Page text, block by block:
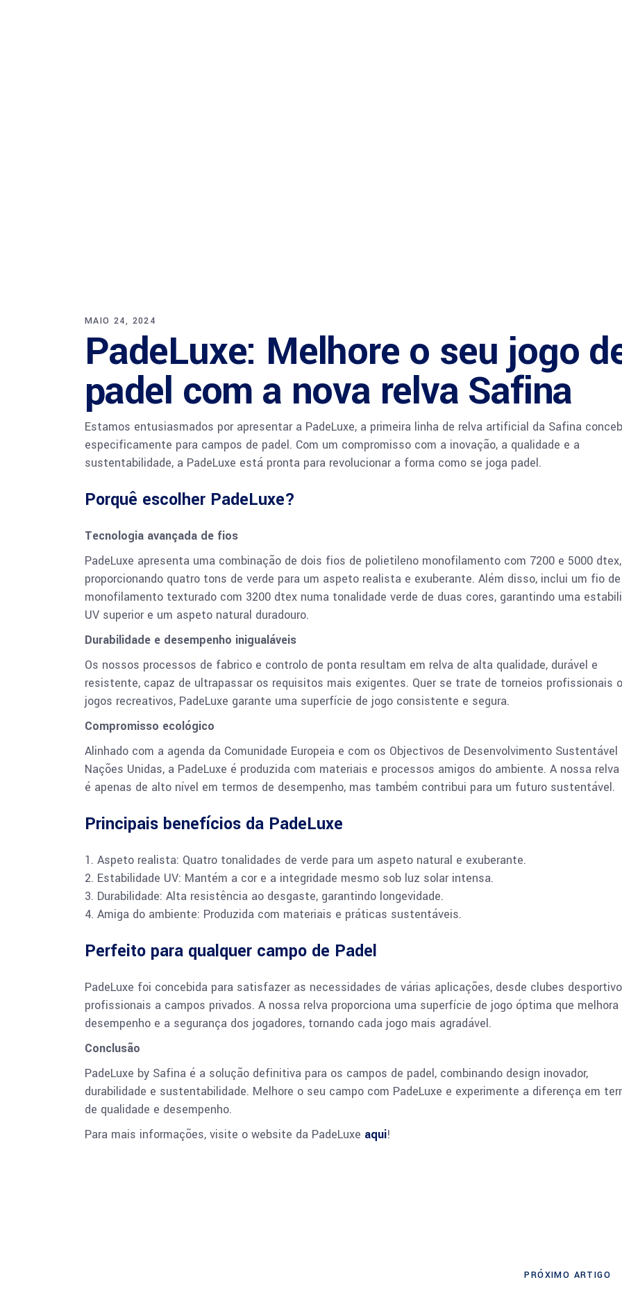
MAIO 24, 2024
PadeLuxe: Melhore o seu jogo
padel com a nova relva Safina
Estamos entusiasmados por apresentar a PadeLuxe, a primeira linha de relva artificial da Safina
especificamente para campos de padel. Com um compromisso com a inovação, a qualidade e a
sustentabilidade, a PadeLuxe está pronta para revolucionar a forma como se joga padel.
Porquê escolher PadeLuxe?
Tecnologia avançada de fios
PadeLuxe apresenta uma combinação de dois fios de polietileno monofilamento com 7200 e 5000 dtex,
proporcionando quatro tons de verde para um aspeto realista e exuberante. Além disso, inclui um fio de
monofilamento texturado com 3200 dtex numa tonalidade verde de duas cores, garantindo uma
UV superior e um aspeto natural duradouro.
Durabilidade e desempenho inigualáveis
Os nossos processos de fabrico e controlo de ponta resultam em relva de alta qualidade, durável e
resistente, capaz de ultrapassar os requisitos mais exigentes. Quer se trate de torneios profissionais
jogos recreativos, PadeLuxe garante uma superfície de jogo consistente e segura.
Compromisso ecológico
Alinhado com a agenda da Comunidade Europeia e com os Objectivos de Desenvolvimento Sustentável
Nações Unidas, a PadeLuxe é produzida com materiais e processos amigos do ambiente. A nossa
é apenas de alto nível em termos de desempenho, mas também contribui para um futuro sustentável.
Principais benefícios da PadeLuxe
Aspeto realista: Quatro tonalidades de verde para um aspeto natural e exuberante.
Estabilidade UV: Mantém a cor e a integridade mesmo sob luz solar intensa.
Durabilidade: Alta resistência ao desgaste, garantindo longevidade.
Amiga do ambiente: Produzida com materiais e práticas sustentáveis.
Perfeito para qualquer campo de Padel
PadeLuxe foi concebida para satisfazer as necessidades de várias aplicações, desde clubes
profissionais a campos privados. A nossa relva proporciona uma superfície de jogo óptima que melhora
desempenho e a segurança dos jogadores, tornando cada jogo mais agradável.
Conclusão
PadeLuxe by Safina é a solução definitiva para os campos de padel, combinando design inovador,
durabilidade e sustentabilidade. Melhore o seu campo com PadeLuxe e experimente a diferença em
de qualidade e desempenho.
Para mais informações, visite o website da PadeLuxe aqui!
PRÓXIMO ARTIGO